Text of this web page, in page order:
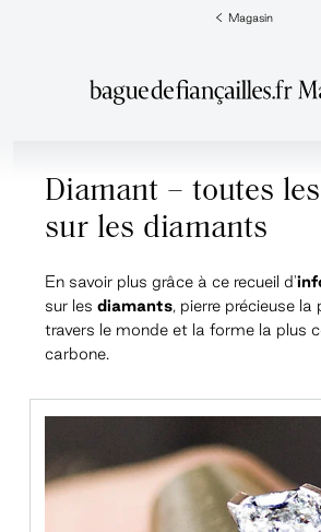
Magasin
Diamant – toutes
sur les diamants
En savoir plus grâce à ce recueil d'
sur lesdiamants, pierre précieuse la
travers le monde et la forme la plus
carbone.